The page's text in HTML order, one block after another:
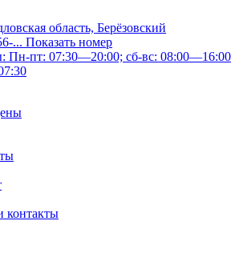
область, Берёзовский
... Показать номер
Пн-пт: 07:30—20:00; сб-вс: 08:00—16:00
контакты